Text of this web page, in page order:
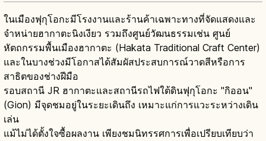
ในเมืองฟุกุโอกะมีโรงงานและร้านค้าเฉพาะทางที่จัดแสดงและ
จำหน่ายฮากาตะนิงเงียว รวมถึงศูนย์วัฒนธรรมเช่น ศูนย์
หัตถกรรมพื้นเมืองฮากาตะ (Hakata Traditional Craft Center)
และในบางช่วงมีโอกาสได้สัมผัสประสบการณ์วาดสีหรือการ
สาธิตของช่างฝีมือ
รอบสถานี JR ฮากาตะและสถานีรถไฟใต้ดินฟุกุโอกะ "กิออน"
(Gion) มีจุดชมอยู่ในระยะเดินถึง เหมาะแก่การแวะระหว่างเดิน
เล่น
แม้ไม่ได้ตั้งใจซื้อผลงาน เพียงชมนิทรรศการเพื่อเปรียบเทียบว่า